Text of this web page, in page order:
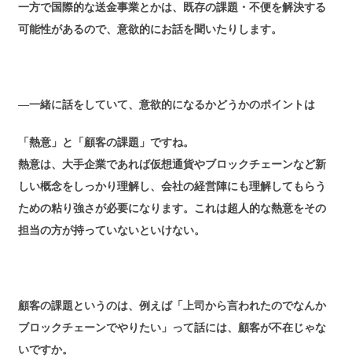
一方で国際的な送金事業とかは、既存の課題・不便を解決する
可能性があるので、意欲的にお話を聞いたりします。
―一緒に話をしていて、意欲的になるかどうかのポイントは
「熱意」と「顧客の課題」ですね。
熱意は、大手企業であれば仮想通貨やブロックチェーンなど新
しい概念をしっかり理解し、会社の経営陣にも理解してもらう
ための粘り強さが必要になります。これは超人的な熱意をその
担当の方が持っていないといけない。
顧客の課題というのは、例えば「上司から言われたのでなんか
ブロックチェーンでやりたい」って話には、顧客が不在じゃな
いですか。